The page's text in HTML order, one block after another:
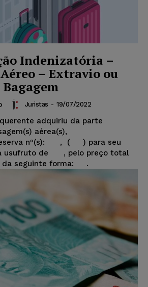
Indenizatória –
– Extravio ou
Juristas - 19/07/2022
adquiriu da parte
aérea(s),
nº(s): , ( ) para seu
de , pelo preço total
seguinte forma: .